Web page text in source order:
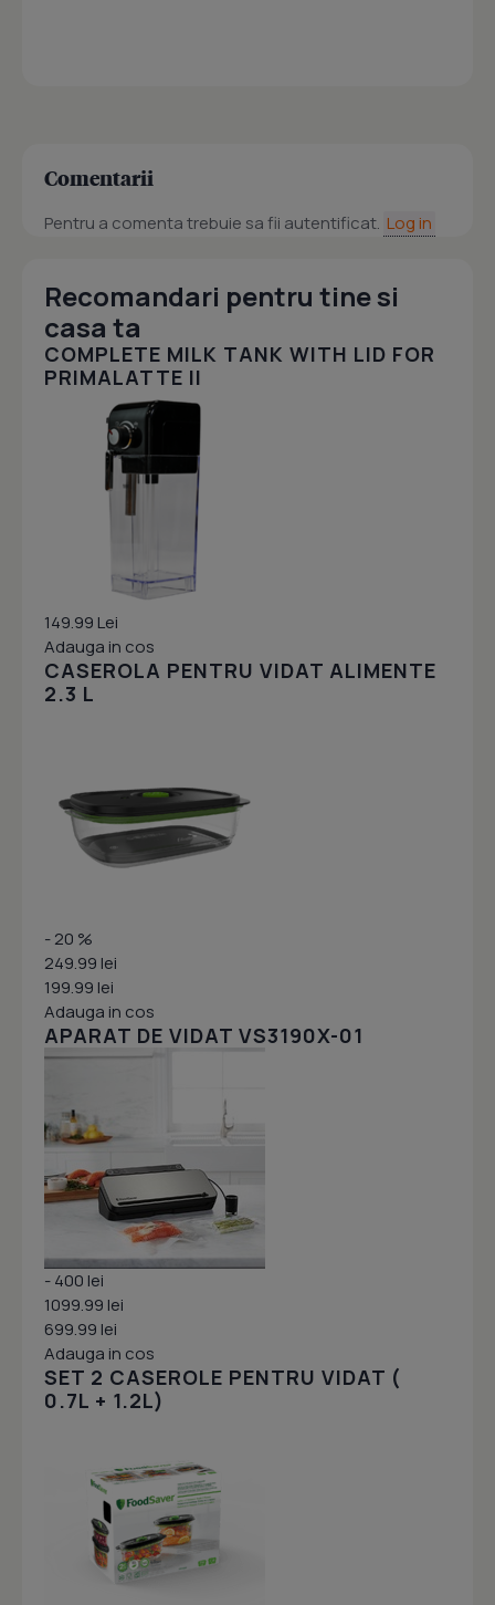
Comentarii
Pentru a comenta trebuie sa fii autentificat. Log in
Recomandari pentru tine si
casa ta
COMPLETE MILK TANK WITH LID FOR
PRIMALATTE II
149.99 Lei
Adauga in cos
CASEROLA PENTRU VIDAT ALIMENTE
2.3 L
- 20 %
249.99 lei
199.99 lei
Adauga in cos
APARAT DE VIDAT VS3190X-01
- 400 lei
1099.99 lei
699.99 lei
Adauga in cos
SET 2 CASEROLE PENTRU VIDAT (
0.7L + 1.2L)